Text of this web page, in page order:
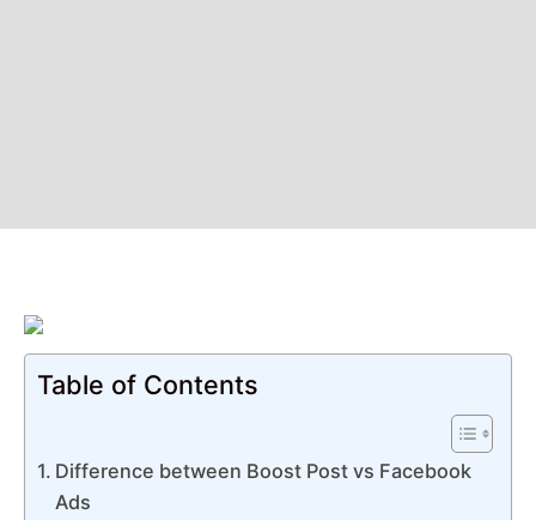
Table of Contents
Difference between Boost Post vs Facebook
Ads